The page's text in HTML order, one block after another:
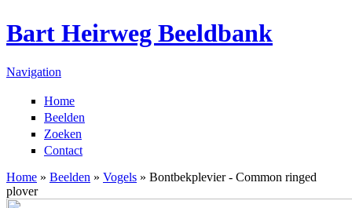
Bart Heirweg Beeldbank
Navigation
Home
Beelden
Zoeken
Contact
Home » Beelden » Vogels » Bontbekplevier - Common ringed
plover